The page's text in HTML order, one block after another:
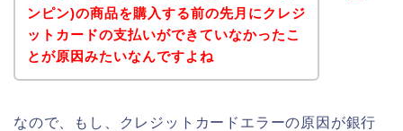
ンピン)の商品を購入する前の先月にクレジ
ットカードの支払いができていなかったこ
とが原因みたいなんですよね
なので、もし、クレジットカードエラーの原因が銀行